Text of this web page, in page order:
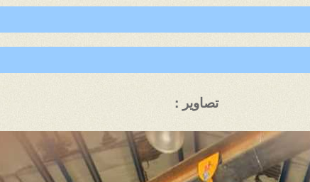
تصاویر :